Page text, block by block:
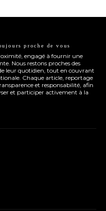
proche de vous
engagé à fournir une
Nous restons proches des
leur quotidien, tout en couvrant
Chaque article, reportage
et responsabilité, afin
et participer activement à la